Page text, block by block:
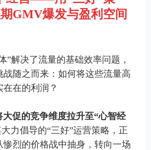
GMV爆发与盈利空间
决了流量的基础效率问题，
战随之而来：如何将这些流量高
在的利润？
促的竞争维度拉升至“心智经
力倡导的“三好”运营策略，正
惨烈的价格战中抽身，转向一场